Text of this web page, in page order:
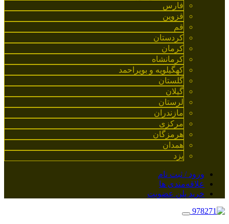
فارس
قزوین
قم
کردستان
کرمان
کرمانشاه
کهگیلویه و بویراحمد
گلستان
گیلان
لرستان
مازندران
مرکزی
هرمزگان
همدان
یزد
ورود / ثبت نام
علاقه‌مندی ها
خرید پلن عضویت